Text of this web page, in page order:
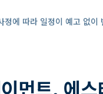
에 따라 일정이 예고 없이
먼트, 에스